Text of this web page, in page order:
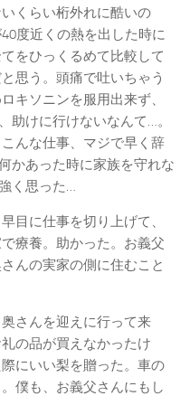
くらい桁外れに酷いの
度近くの熱を出した時に
をひっくるめて比較して
思う。頭痛で吐いちゃう
キソニンを服用出来ず、
助けに行けないなんて…。
んな仕事、マジで早く辞
かあった時に家族を守れな
く思った…
目に仕事を切り上げて、
療養。助かった。お義父
んの実家の側に住むこと
さんを迎えに行って来
の品が買えなかったけ
にいい梨を贈った。車の
僕も、お義父さんにもし